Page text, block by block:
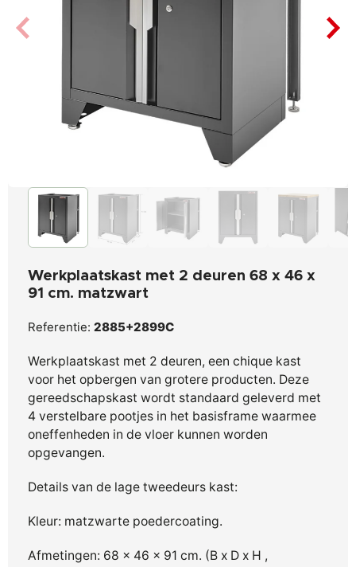
Werkplaatskast met 2 deuren 68 x 46 x
91 cm. matzwart
Referentie: 2885+2899C
Werkplaatskast met 2 deuren, een chique kast
voor het opbergen van grotere producten. Deze
gereedschapskast wordt standaard geleverd met
4 verstelbare pootjes in het basisframe waarmee
oneffenheden in de vloer kunnen worden
opgevangen.
Details van de lage tweedeurs kast:
Kleur: matzwarte poedercoating.
Afmetingen: 68 x 46 x 91 cm. (B x D x H ,